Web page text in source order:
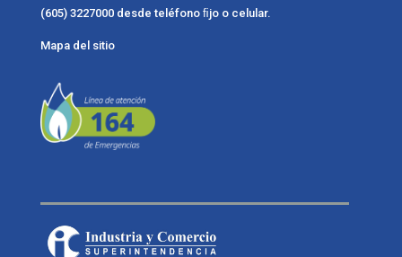
(605) 3227000 desde teléfono ﬁjo o celular.
Mapa del sitio